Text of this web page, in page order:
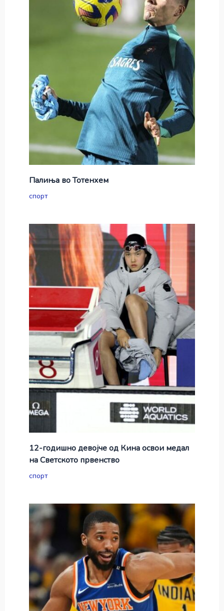
Палиња во Тотенхем
спорт
12-годишно девојче од Кина освои медал
на Светското првенство
спорт